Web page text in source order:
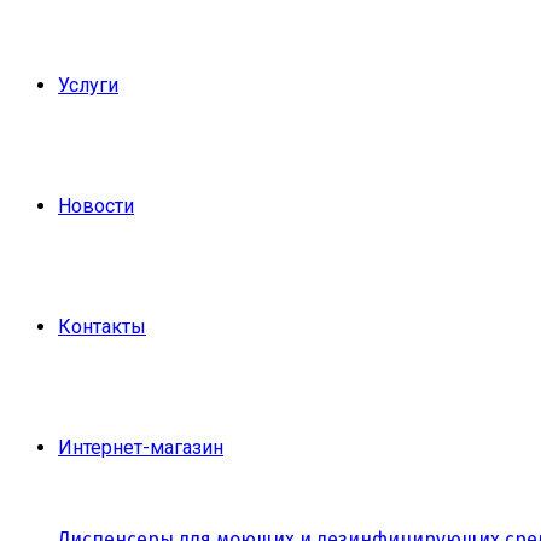
Услуги
Новости
Контакты
Интернет-магазин